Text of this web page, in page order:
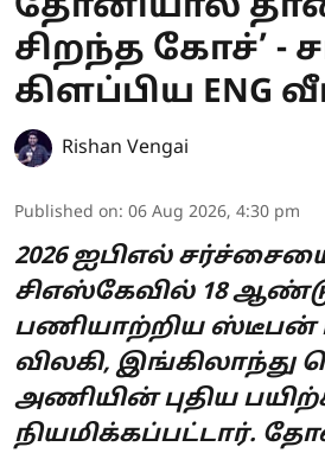
சிறந்த கோச்’ -
கிளப்பிய ENG
Rishan Vengai
Published on: 06 Aug 2026, 4:30 pm
2026 ஐபிஎல்
சிஎஸ்கேவில் 18
பணியாற்றிய ஸ்டீபன்
விலகி, இங்கிலாந்து
அணியின் புதிய
நியமிக்கப்பட்டார்.